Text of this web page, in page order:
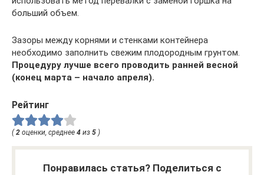
больший объем.
Зазоры между корнями и стенками контейнера
необходимо заполнить свежим плодородным грунтом.
Процедуру лучше всего проводить ранней весной
(конец марта – начало апреля).
Рейтинг
( 2 оценки, среднее 4 из 5 )
Понравилась статья? Поделиться с